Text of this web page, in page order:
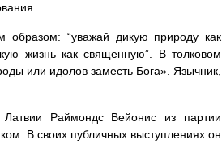
“уважай дикую природу как
жизнь как священную”. В толковом
или идолов заместь Бога». Язычник,
Раймондс Вейонис из партии
В своих публичных выступлениях он